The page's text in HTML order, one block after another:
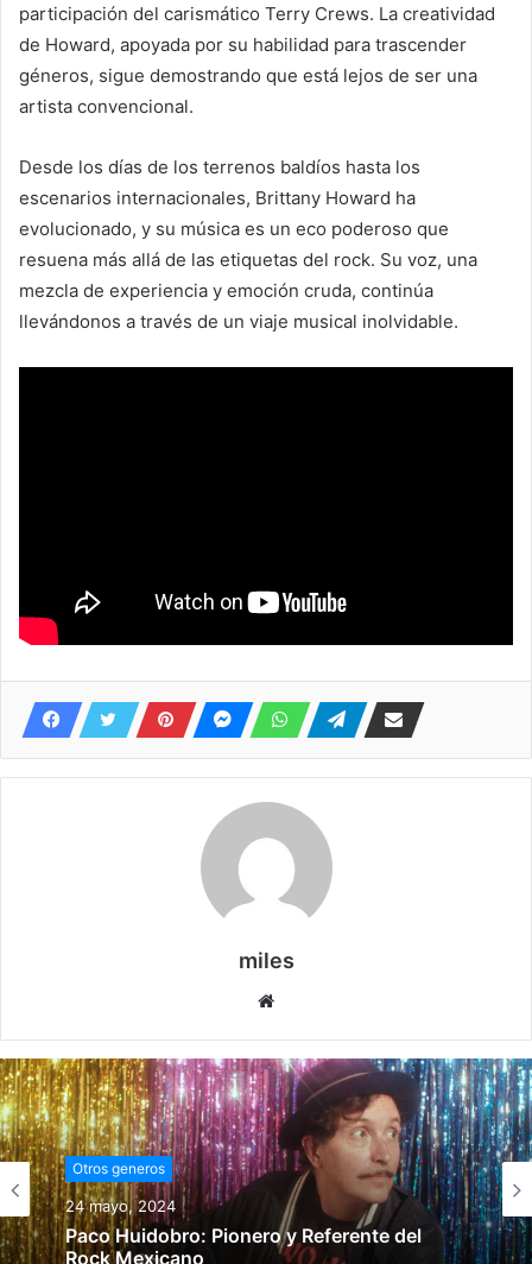
participación del carismático Terry Crews. La creatividad
de Howard, apoyada por su habilidad para trascender
géneros, sigue demostrando que está lejos de ser una
artista convencional.
Desde los días de los terrenos baldíos hasta los
escenarios internacionales, Brittany Howard ha
evolucionado, y su música es un eco poderoso que
resuena más allá de las etiquetas del rock. Su voz, una
mezcla de experiencia y emoción cruda, continúa
llevándonos a través de un viaje musical inolvidable.
miles
Website
Otros generos
24 mayo, 2024
Paco Huidobro: Pionero y Referente del
Rock Mexicano